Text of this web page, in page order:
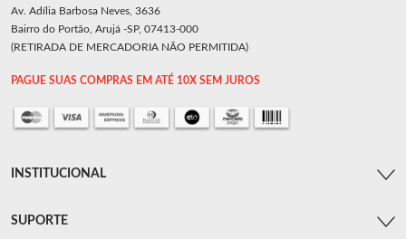
Av. Adília Barbosa Neves, 3636
Bairro do Portão, Arujá -SP, 07413-000
(RETIRADA DE MERCADORIA NÃO PERMITIDA)
PAGUE SUAS COMPRAS EM ATÉ 10X SEM JUROS
INSTITUCIONAL
SUPORTE